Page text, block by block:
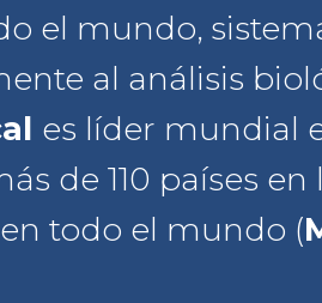
el mundo,
al análisis
es líder mundial
de 110 países
todo el mundo (